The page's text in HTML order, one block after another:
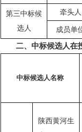
第三中标候
选人
牵头人
成员单
二、中标候选人在投
中标候选人名称
陕西黄河生